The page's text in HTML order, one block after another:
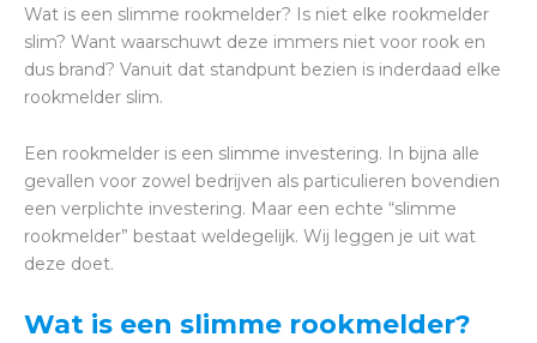
Wat is een slimme rookmelder? Is niet elke rookmelder
slim? Want waarschuwt deze immers niet voor rook en
dus brand? Vanuit dat standpunt bezien is inderdaad elke
rookmelder slim.
Een rookmelder is een slimme investering. In bijna alle
gevallen voor zowel bedrijven als particulieren bovendien
een verplichte investering. Maar een echte “slimme
rookmelder” bestaat weldegelijk. Wij leggen je uit wat
deze doet.
Wat is een slimme rookmelder?